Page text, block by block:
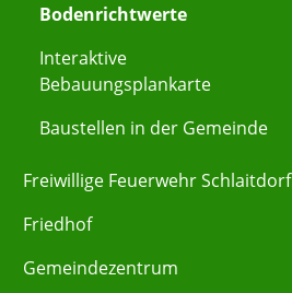
Bodenrichtwerte
Interaktive
Bebauungsplankarte
Baustellen in der Gemeinde
Freiwillige Feuerwehr Schlaitdorf
Friedhof
Gemeindezentrum